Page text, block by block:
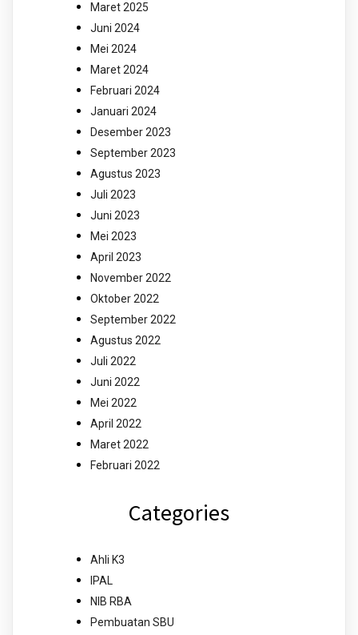
Maret 2025
Juni 2024
Mei 2024
Maret 2024
Februari 2024
Januari 2024
Desember 2023
September 2023
Agustus 2023
Juli 2023
Juni 2023
Mei 2023
April 2023
November 2022
Oktober 2022
September 2022
Agustus 2022
Juli 2022
Juni 2022
Mei 2022
April 2022
Maret 2022
Februari 2022
Categories
Ahli K3
IPAL
NIB RBA
Pembuatan SBU